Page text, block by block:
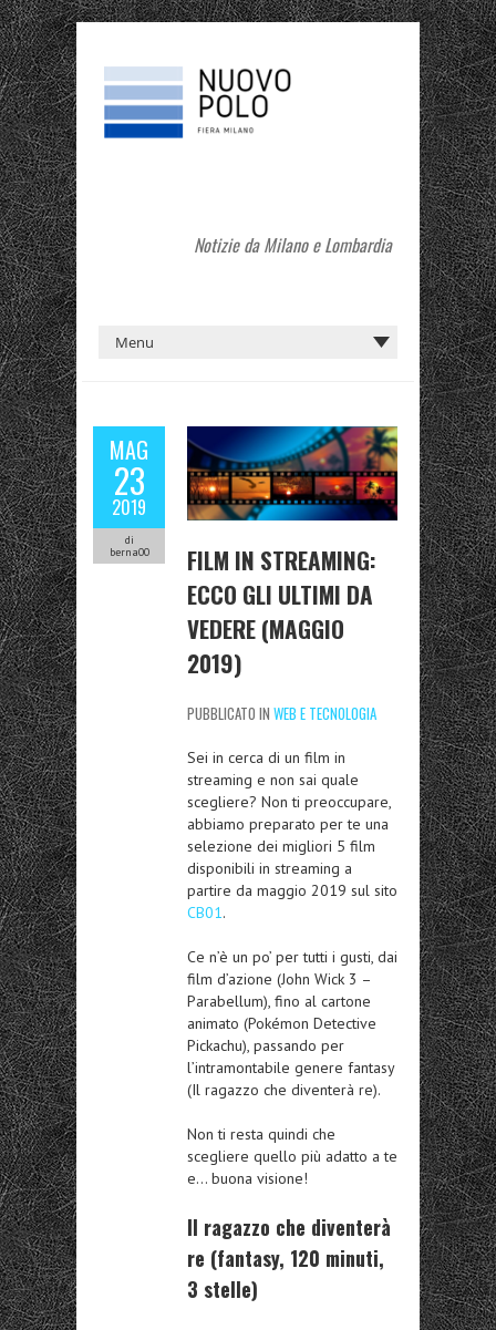
Notizie da Milano e Lombardia
MAG
23
2019
di
berna00
FILM IN STREAMING:
ECCO GLI ULTIMI DA
VEDERE (MAGGIO
2019)
PUBBLICATO IN WEB E TECNOLOGIA
Sei in cerca di un film in
streaming e non sai quale
scegliere? Non ti preoccupare,
abbiamo preparato per te una
selezione dei migliori 5 film
disponibili in streaming a
partire da maggio 2019 sul sito
CB01.
Ce n’è un po’ per tutti i gusti, dai
film d’azione (John Wick 3 –
Parabellum), fino al cartone
animato (Pokémon Detective
Pickachu), passando per
l’intramontabile genere fantasy
(Il ragazzo che diventerà re).
Non ti resta quindi che
scegliere quello più adatto a te
e… buona visione!
Il ragazzo che diventerà
re (fantasy, 120 minuti,
3 stelle)